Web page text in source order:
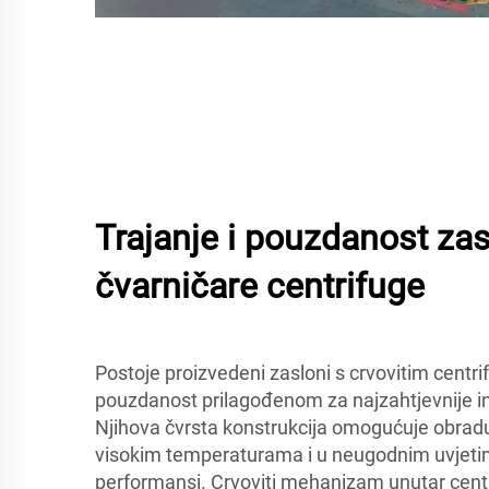
Trajanje i pouzdanost
čvarničare centrifuge
Postoje proizvedeni zasloni s crvovitim
pouzdanost prilagođenom za najzahtjevnije
Njihova čvrsta konstrukcija omogućuje
visokim temperaturama i u neugodnim
performansi. Crvoviti mehanizam unutar